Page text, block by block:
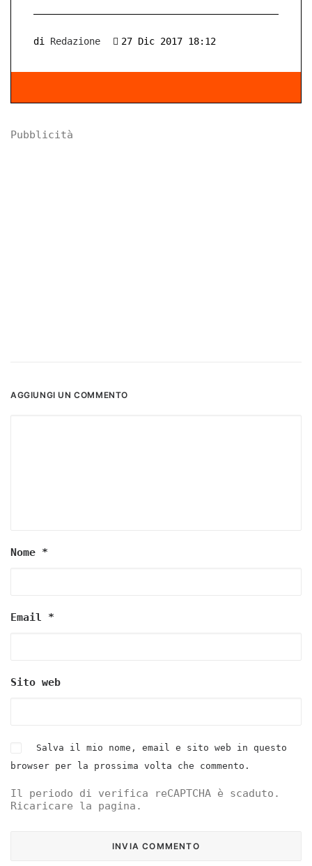
di Redazione 27 Dic 2017 18:12
Pubblicità
AGGIUNGI UN COMMENTO
Nome *
Email *
Sito web
Salva il mio nome, email e sito web in questo
browser per la prossima volta che commento.
Il periodo di verifica reCAPTCHA è scaduto.
Ricaricare la pagina.